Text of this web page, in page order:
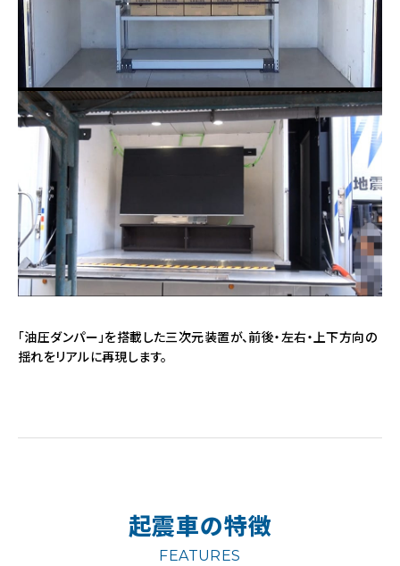
「油圧ダンパー」を搭載した三次元装置が、前後・左右・上下方向の
揺れをリアルに再現します。
起震車の特徴
FEATURES